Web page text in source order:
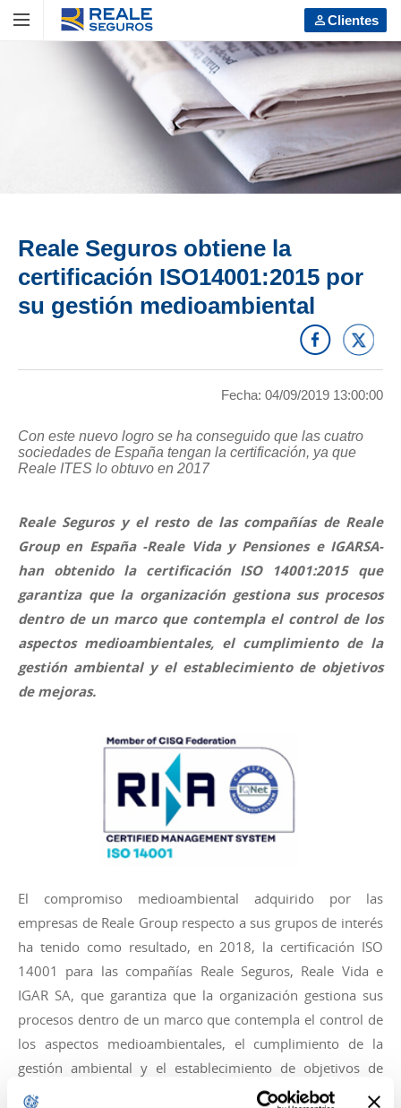
VOLVER
LOS SEGUROS
VOLVER
Salud
en apenas unos minutos
Empresas, PYMES y autónomos
VOLVER
Empresas, PYMES y autónomos
Salud
en apenas unos minutos
Clientes
Reale Seguros obtiene la
certificación ISO14001:2015 por
su gestión medioambiental
Fecha: 04/09/2019 13:00:00
Con este nuevo logro se ha conseguido que las cuatro
sociedades de España tengan la certificación, ya que
Reale ITES lo obtuvo en 2017
Reale Seguros y el resto de las compañías de Reale
Group en España -Reale Vida y Pensiones e IGARSA-
han obtenido la certificación ISO 14001:2015 que
garantiza que la organización gestiona sus procesos
dentro de un marco que contempla el control de los
aspectos medioambientales, el cumplimiento de la
gestión ambiental y el establecimiento de objetivos
de mejoras.
El compromiso medioambiental adquirido por las
empresas de Reale Group respecto a sus grupos de interés
ha tenido como resultado, en 2018, la certificación ISO
14001 para las compañías Reale Seguros, Reale Vida e
IGAR SA, que garantiza que la organización gestiona sus
procesos dentro de un marco que contempla el control de
los aspectos medioambientales, el cumplimiento de la
gestión ambiental y el establecimiento de objetivos de
mejoras.